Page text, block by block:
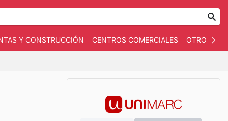
Y CONSTRUCCIÓN CENTROS COMERCIALES OTROS